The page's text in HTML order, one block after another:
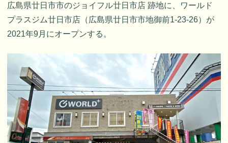
広島県廿日市市のジョイフル廿日市店 跡地に、ワールド
プラスジム廿日市店（広島県廿日市市地御前1-23-26）が
2021年9月にオープンする。